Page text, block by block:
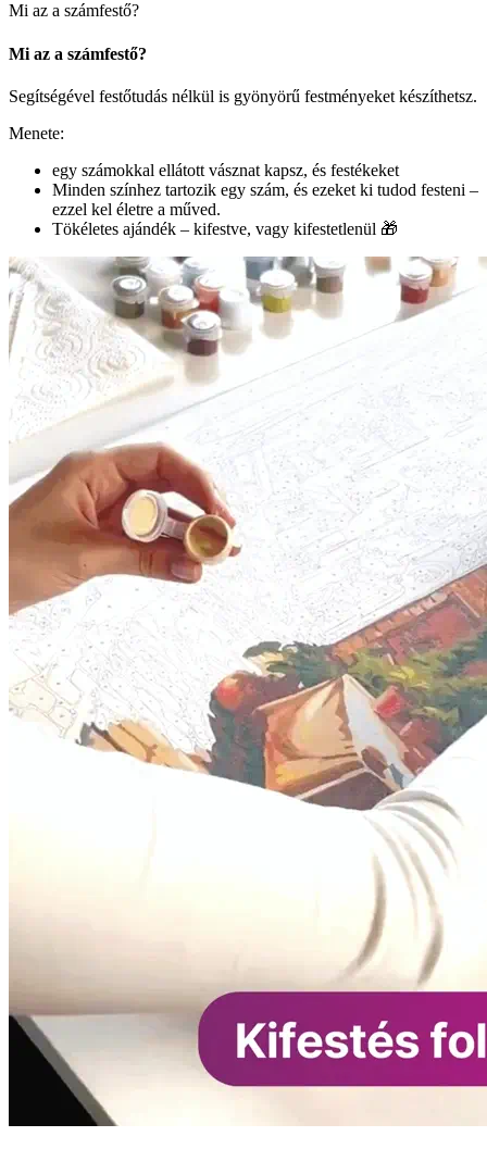
Mi az a számfestő?
Mi az a számfestő?
Segítségével festőtudás nélkül is gyönyörű festményeket készíthetsz.
Menete:
egy számokkal ellátott vásznat kapsz, és festékeket
Minden színhez tartozik egy szám, és ezeket ki tudod festeni –
ezzel kel életre a műved.
Tökéletes ajándék – kifestve, vagy kifestetlenül 🎁